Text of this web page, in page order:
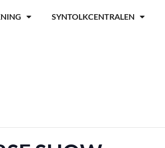
SYNTOLKCENTRALEN